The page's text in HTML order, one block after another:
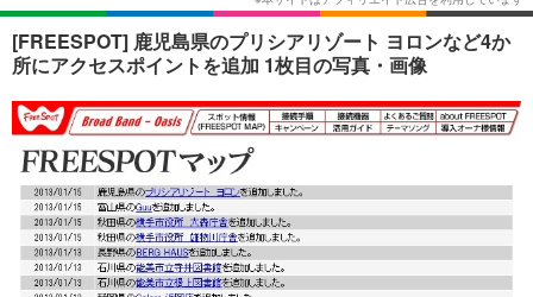
音楽 スポーツ
ショッピング その他
ライフTOP グルメ
ペット ショッピング
その他
リリース一覧
プッシュ通知の停止方法
[FREESPOT] 鹿児島県のプリシアリゾート ヨロンなど4か
所にアクセスポイントを追加 1枚目の写真・画像